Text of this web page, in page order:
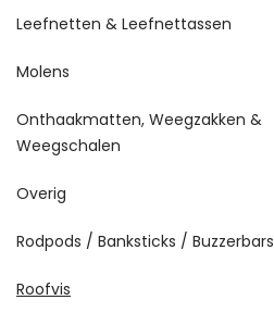
Leefnetten & Leefnettassen
Molens
Onthaakmatten, Weegzakken &
Weegschalen
Overig
Rodpods / Banksticks / Buzzerbars
Roofvis